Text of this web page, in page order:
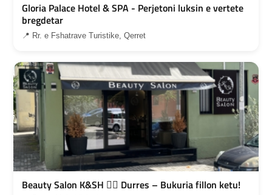
Gloria Palace Hotel & SPA - Perjetoni luksin e vertete
bregdetar
📍 Rr. e Fshatrave Turistike, Qerret
Beauty Salon K&SH 💇‍♀️ Durres – Bukuria fillon ketu!